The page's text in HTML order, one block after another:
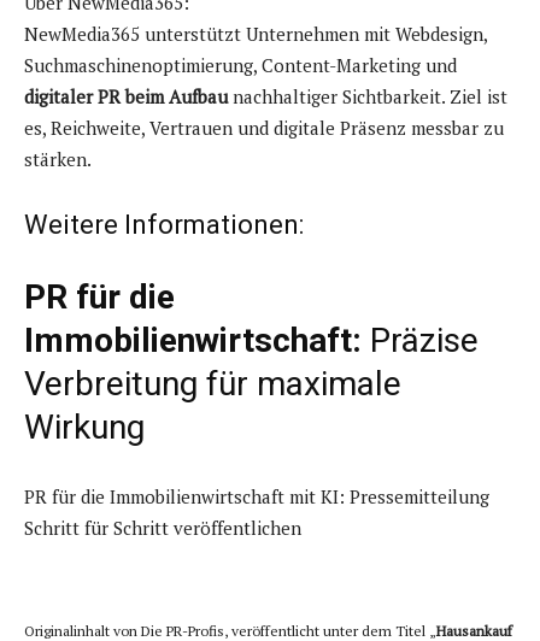
NewMedia365 unterstützt Unternehmen mit Webdesign,
Suchmaschinenoptimierung, Content-Marketing und
digitaler PR beim Aufbaunachhaltiger Sichtbarkeit. Ziel ist
es, Reichweite, Vertrauen und digitale Präsenz messbar zu
stärken.
Weitere Informationen:
PR für die
Immobilienwirtschaft: Präzise
Verbreitung für maximale
Wirkung
PR für die Immobilienwirtschaft mit KI: Pressemitteilung
Schritt für Schritt veröffentlichen
Originalinhalt von Die PR-Profis, veröffentlicht unter dem Titel „ Hausankauf